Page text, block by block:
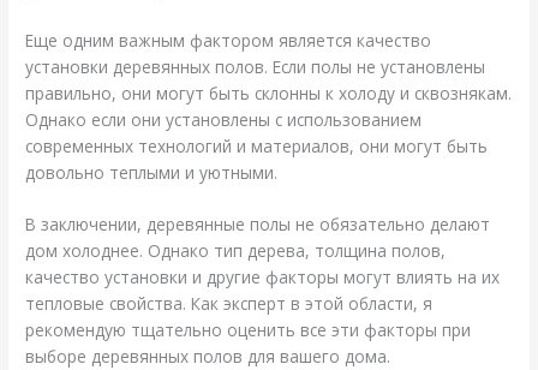
Еще одним важным фактором является качество
установки деревянных полов. Если полы не установлены
правильно, они могут быть склонны к холоду и сквознякам.
Однако если они установлены с использованием
современных технологий и материалов, они могут быть
довольно теплыми и уютными.
В заключении, деревянные полы не обязательно делают
дом холоднее. Однако тип дерева, толщина полов,
качество установки и другие факторы могут влиять на их
тепловые свойства. Как эксперт в этой области, я
рекомендую тщательно оценить все эти факторы при
выборе деревянных полов для вашего дома.